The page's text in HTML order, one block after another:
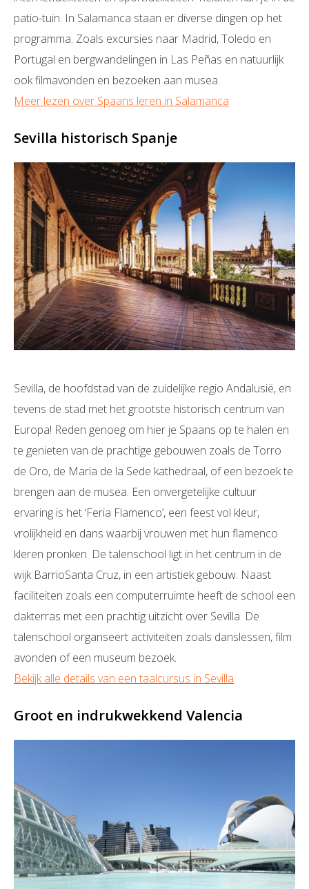
patio-tuin. In Salamanca staan er diverse dingen op het
programma. Zoals excursies naar Madrid, Toledo en
Portugal en bergwandelingen in Las Peñas en natuurlijk
ook filmavonden en bezoeken aan musea.
Meer lezen over Spaans leren in Salamanca
Sevilla historisch Spanje
Sevilla, de hoofdstad van de zuidelijke regio Andalusië, en
tevens de stad met het grootste historisch centrum van
Europa! Reden genoeg om hier je Spaans op te halen en
te genieten van de prachtige gebouwen zoals de Torro
de Oro, de Maria de la Sede kathedraal, of een bezoek te
brengen aan de musea. Een onvergetelijke cultuur
ervaring is het ‘Feria Flamenco’, een feest vol kleur,
vrolijkheid en dans waarbij vrouwen met hun flamenco
kleren pronken. De talenschool ligt in het centrum in de
wijk BarrioSanta Cruz, in een artistiek gebouw. Naast
faciliteiten zoals een computerruimte heeft de school een
dakterras met een prachtig uitzicht over Sevilla. De
talenschool organseert activiteiten zoals danslessen, film
avonden of een museum bezoek.
Bekijk alle details van een taalcursus in Sevilla
Groot en indrukwekkend Valencia